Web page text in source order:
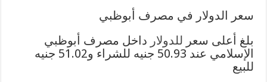
سعر الدولار في مصرف أبوظبي
بلغ أعلى سعر للدولار داخل مصرف أبوظبي
الإسلامي عند 50.93 جنيه للشراء و51.02 جنيه
للبيع